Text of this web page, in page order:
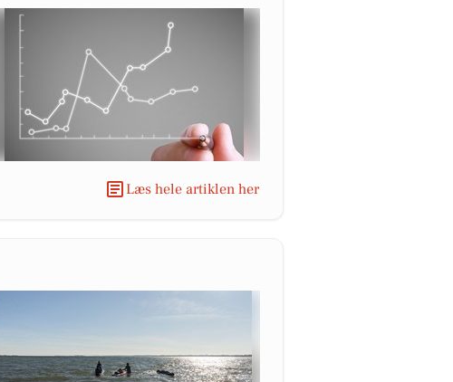
Læs hele artiklen her